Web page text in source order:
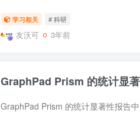
学习相关 # 科研
友沃可 3年前
GraphPad Prism 的统计显